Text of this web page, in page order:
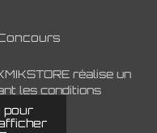
pour
réalise un
les conditions